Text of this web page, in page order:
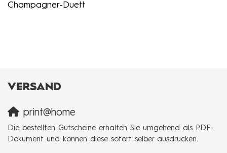
Champagner-Duett
VERSAND
print@home
Die bestellten Gutscheine erhalten Sie umgehend als PDF-
Dokument und können diese sofort selber ausdrucken.